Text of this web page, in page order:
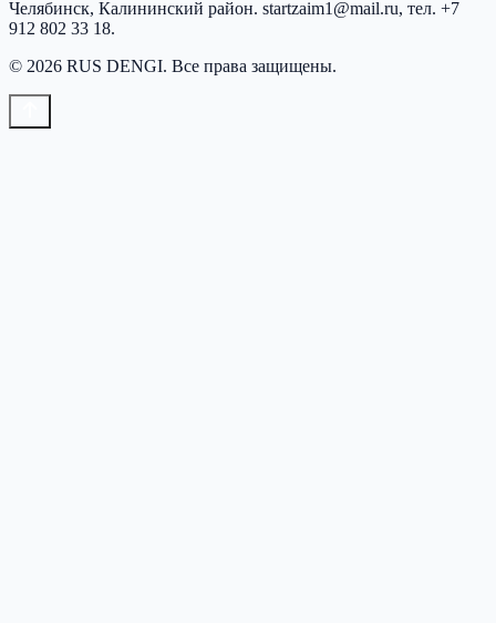
Челябинск, Калининский район. startzaim1@mail.ru, тел. +7
912 802 33 18.
© 2026 RUS DENGI. Все права защищены.